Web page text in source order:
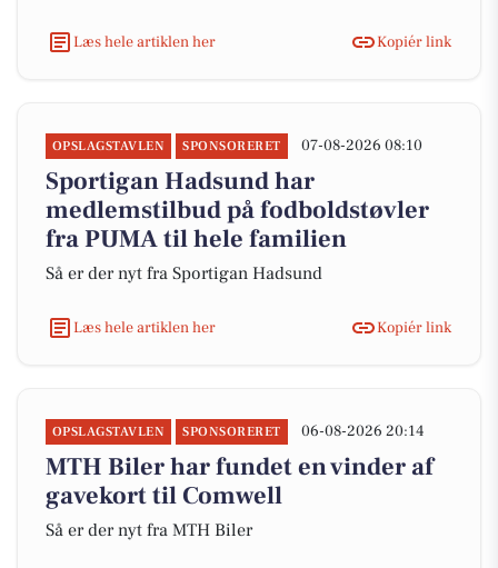
Læs hele artiklen her Kopiér link
OPSLAGSTAVLEN SPONSORERET 07-08-2026 08:10
Sportigan Hadsund har
medlemstilbud på fodboldstøvler
fra PUMA til hele familien
Så er der nyt fra Sportigan Hadsund
Læs hele artiklen her Kopiér link
OPSLAGSTAVLEN SPONSORERET 06-08-2026 20:14
MTH Biler har fundet en vinder af
gavekort til Comwell
Så er der nyt fra MTH Biler